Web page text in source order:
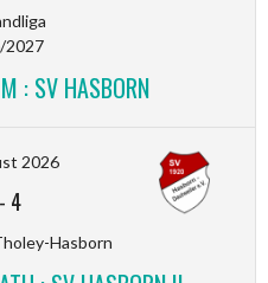
2027
: SV HASBORN
2026
- 4
Hasborn